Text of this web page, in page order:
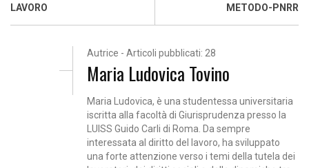
LAVORO
METODO-PNRR
Autrice - Articoli pubblicati: 28
Maria Ludovica Tovino
Maria Ludovica, è una studentessa universitaria
iscritta alla facoltà di Giurisprudenza presso la
LUISS Guido Carli di Roma. Da sempre
interessata al diritto del lavoro, ha sviluppato
una forte attenzione verso i temi della tutela dei